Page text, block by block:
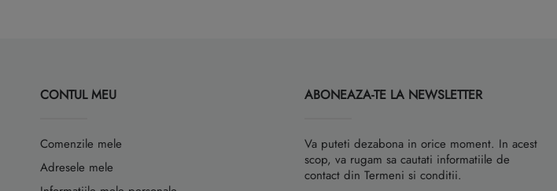
CONTUL MEU
Comenzile mele
Adresele mele
ABONEAZA-TE LA NEWSLETTER
Va puteti dezabona in orice moment. In acest
scop, va rugam sa cautati informatiile de
contact din Termeni si conditii.